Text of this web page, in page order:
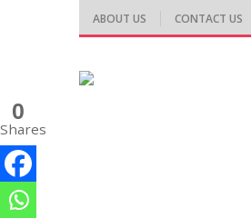
ABOUT US CONTACT US
0
Shares